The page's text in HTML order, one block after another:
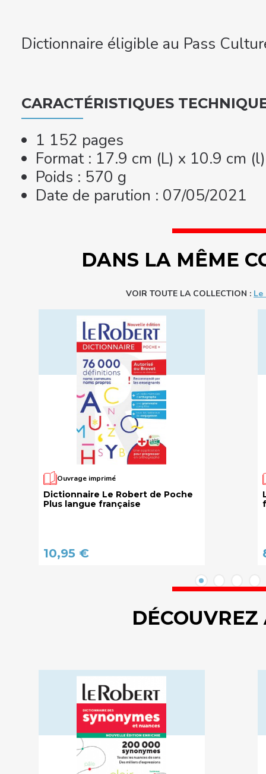
​Dictionnaire éligible au Pass
CARACTÉRISTIQUES
1 152 pages
Format : 17.9 cm (L) x 10.9 cm
Poids : 570 g
Date de parution : 07/05/2021
DANS LA MÊME
VOIR TOUTE LA COLLECTION :
Ouvrage imprimé
Dictionnaire Le Robert de Poche
Plus langue française
10,95 €
DÉCOUVREZ